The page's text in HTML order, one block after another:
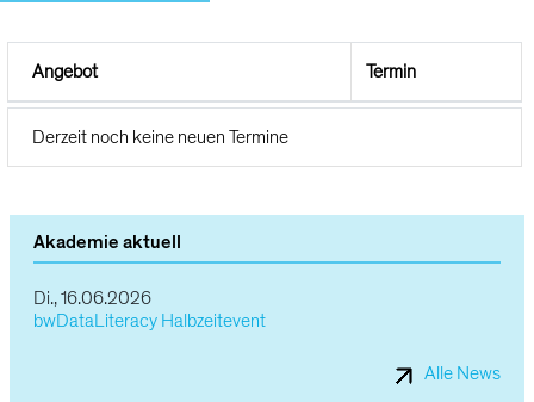
Angebot Termin
Derzeit noch keine neuen Termine
Akademie aktuell
Di., 16.06.2026
bwDataLiteracy Halbzeitevent
Alle News